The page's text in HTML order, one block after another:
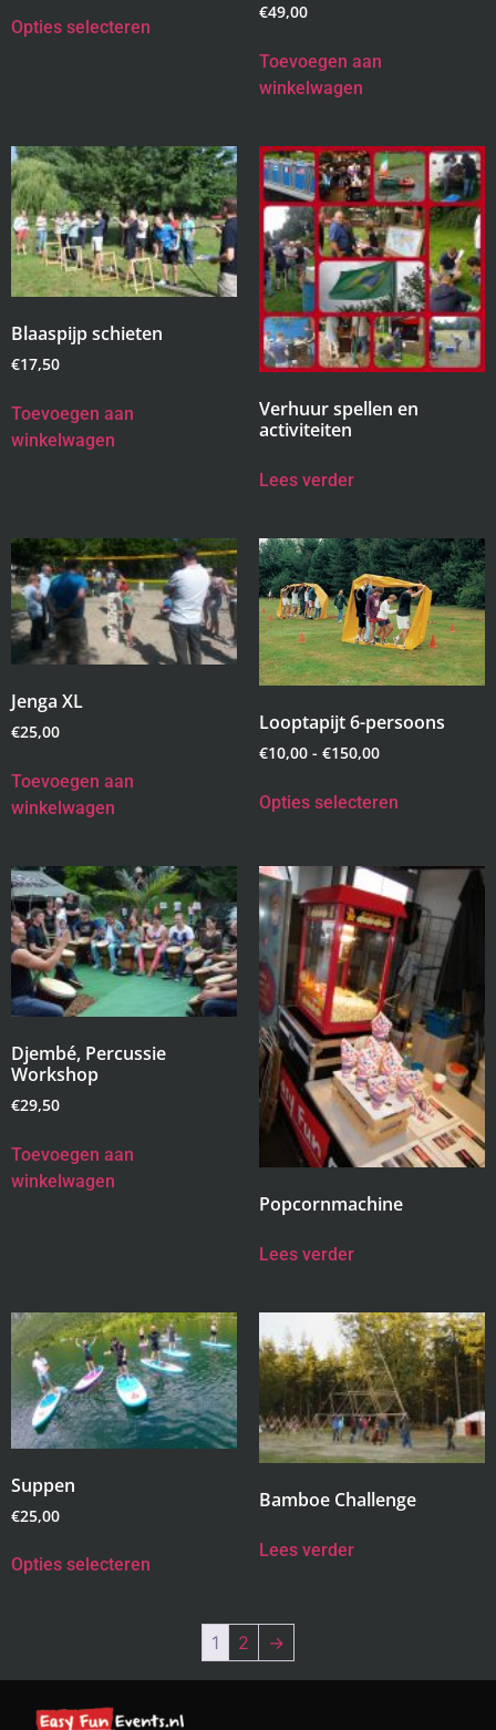
Opties selecteren
€49,00
Toevoegen aan
winkelwagen
Blaaspijp schieten
€17,50
Toevoegen aan
winkelwagen
Verhuur spellen en
activiteiten
Lees verder
Jenga XL
€25,00
Toevoegen aan
winkelwagen
Looptapijt 6-persoons
€10,00 - €150,00
Opties selecteren
Djembé, Percussie
Workshop
€29,50
Toevoegen aan
winkelwagen
Popcornmachine
Lees verder
Suppen
€25,00
Opties selecteren
Bamboe Challenge
Lees verder
1 2 →